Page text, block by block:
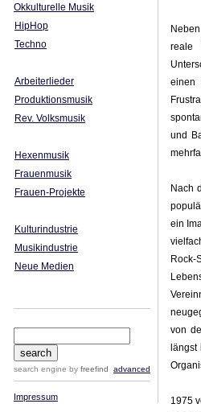
Okkulturelle Musik
HipHop
Techno
Arbeiterlieder
Produktionsmusik
Rev. Volksmusik
Hexenmusik
Frauenmusik
Frauen-Projekte
Kulturindustrie
Musikindustrie
Neue Medien
search engine by freefind advanced
Impressum
reale
einen
und
Nach
ein
von
1975